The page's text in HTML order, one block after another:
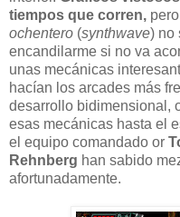
tiempos que corren,
ochentero (synthwave) no
encandilarme si no va
unas mecánicas
hacían los arcades más
desarrollo bidimensional,
esas mecánicas hasta el
el equipo comandado or
Rehnberg han sabido
afortunadamente.